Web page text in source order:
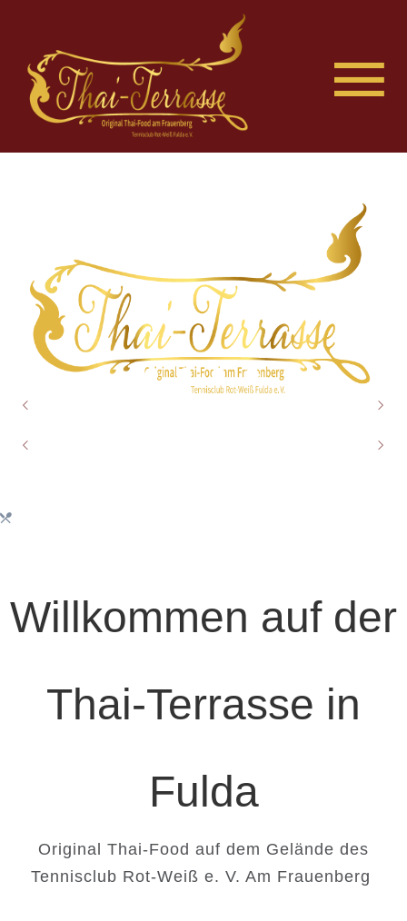
»Original Thai«
Thai-Terrasse in Fulda. Wir würden uns sehr
Original Thai
Thai-Terrasse in Fulda. Wir würden uns sehr
»Original Thai«
Herzlich willkommen auf der Internetseite der
Thai-Terrasse in Fulda
Willkommen auf der
Thai-Terrasse in
Fulda
Original Thai-Food auf dem Gelände des
Tennisclub Rot-Weiß e. V. Am Frauenberg